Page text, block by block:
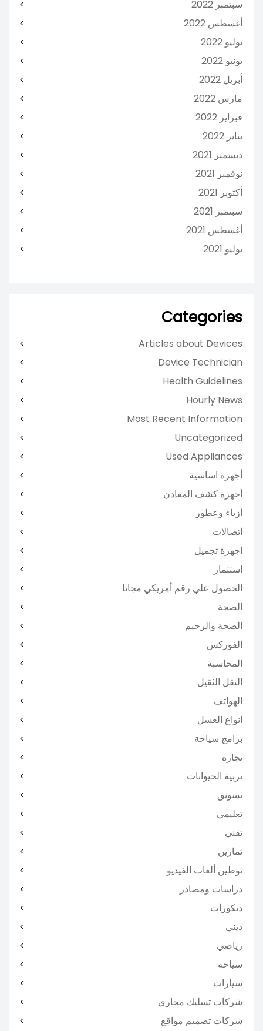
سبتمبر 2022
أغسطس 2022
يوليو 2022
يونيو 2022
أبريل 2022
مارس 2022
فبراير 2022
يناير 2022
ديسمبر 2021
نوفمبر 2021
أكتوبر 2021
سبتمبر 2021
أغسطس 2021
يوليو 2021
Categories
Articles about Devices
Device Technician
Health Guidelines
Hourly News
Most Recent Information
Uncategorized
Used Appliances
أجهزة اساسية
أجهزة كشف المعادن
أزياء وعطور
اتصالات
اجهزة تجميل
استثمار
الحصول علي رقم أمريكي مجانا
الصحة
الصحة والرجيم
الفوركس
المحاسبة
النقل الثقيل
الهواتف
انواع العسل
برامج سياحة
تجاره
تربية الحيوانات
تسويق
تعليمي
تقني
تمارين
توطين ألعاب الفيديو
دراسات ومصادر
ديكورات
ديني
رياضي
سياحه
سيارات
شركات تسليك مجاري
شركات تصميم مواقع